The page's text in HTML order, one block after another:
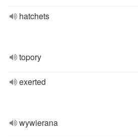
hatchets
topory
exerted
wywierana